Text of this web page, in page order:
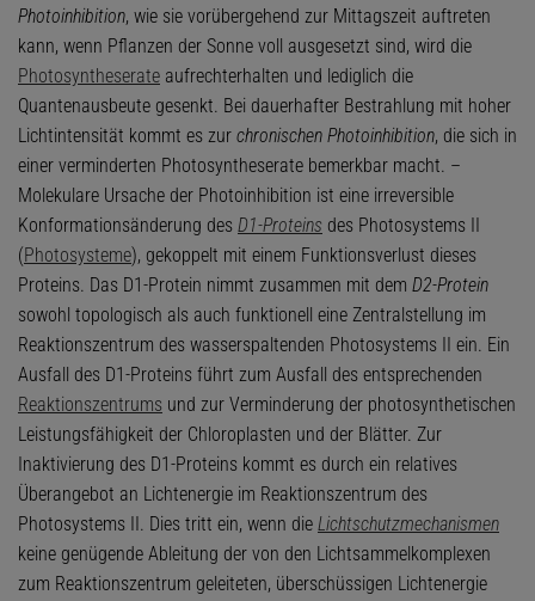
Photoinhibition, wie sie vorübergehend zur Mittagszeit auftreten
kann, wenn Pflanzen der Sonne voll ausgesetzt sind, wird die
Photosyntheserate aufrechterhalten und lediglich die
Quantenausbeute gesenkt. Bei dauerhafter Bestrahlung mit hoher
Lichtintensität kommt es zur chronischen Photoinhibition, die sich in
einer verminderten Photosyntheserate bemerkbar macht. –
Molekulare Ursache der Photoinhibition ist eine irreversible
Konformationsänderung des D1-Proteins des Photosystems II
(Photosysteme), gekoppelt mit einem Funktionsverlust dieses
Proteins. Das D1-Protein nimmt zusammen mit dem D2-Protein
sowohl topologisch als auch funktionell eine Zentralstellung im
Reaktionszentrum des wasserspaltenden Photosystems II ein. Ein
Ausfall des D1-Proteins führt zum Ausfall des entsprechenden
Reaktionszentrums und zur Verminderung der photosynthetischen
Leistungsfähigkeit der Chloroplasten und der Blätter. Zur
Inaktivierung des D1-Proteins kommt es durch ein relatives
Überangebot an Lichtenergie im Reaktionszentrum des
Photosystems II. Dies tritt ein, wenn die Lichtschutzmechanismen
keine genügende Ableitung der von den Lichtsammelkomplexen
zum Reaktionszentrum geleiteten, überschüssigen Lichtenergie